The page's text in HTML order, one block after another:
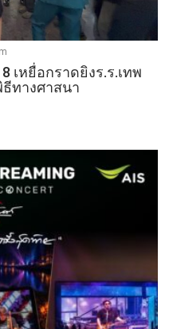
เหยื่อกราดยิงร.ร.เทพ
ทางศาสนา